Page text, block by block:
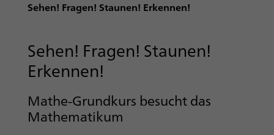
a
g
a
o
Sehen! Fragen! Staunen! Erkennen!
Sehen! Fragen! Staunen!
Erkennen!
Mathe-Grundkurs besucht das
Mathematikum